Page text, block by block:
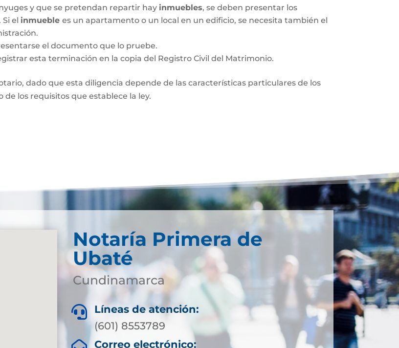
y que se pretendan repartir hay inmuebles, se deben presentar los
. Si el inmueblees un apartamento o un local en un edificio, se necesita también el
el documento que lo pruebe.
esta terminación en la copia del Registro Civil del Matrimonio.
dado que esta diligencia depende de las características particulares de los
los requisitos que establece la ley.
Notaría Primera de
Ubaté
Cundinamarca

Líneas de atención:
(601) 8553789
Correo electrónico: